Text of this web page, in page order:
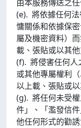
由本服務傳送之
(e). 將依據任何
慵關係和依據保
屬及機密資料）
載、張貼或以其
(f). 將侵害任何人
或其他專屬權利
以上載、張貼或
(g). 將任何未受
件」、「濫發信
他任何形式的勸